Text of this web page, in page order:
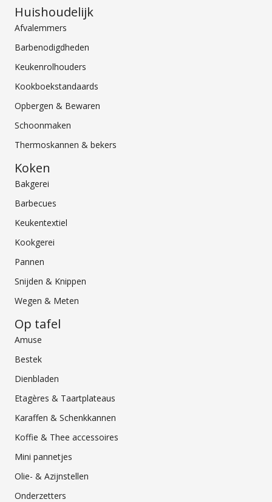
Huishoudelijk
Afvalemmers
Barbenodigdheden
Keukenrolhouders
Kookboekstandaards
Opbergen & Bewaren
Schoonmaken
Thermoskannen & bekers
Koken
Bakgerei
Barbecues
Keukentextiel
Kookgerei
Pannen
Snijden & Knippen
Wegen & Meten
Op tafel
Amuse
Bestek
Dienbladen
Etagères & Taartplateaus
Karaffen & Schenkkannen
Koffie & Thee accessoires
Mini pannetjes
Olie- & Azijnstellen
Onderzetters